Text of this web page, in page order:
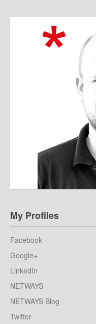
My Profiles
Facebook
Google+
LinkedIn
NETWAYS
NETWAYS Blog
Twitter